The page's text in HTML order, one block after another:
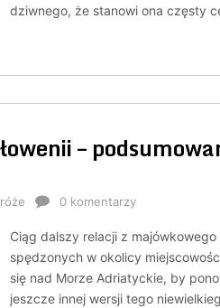
dziwnego, że stanowi ona częsty
–
0 komentarzy
Ciąg dalszy relacji z
spędzonych w okolicy
się nad Morze Adriatyckie, by
jeszcze innej wersji tego